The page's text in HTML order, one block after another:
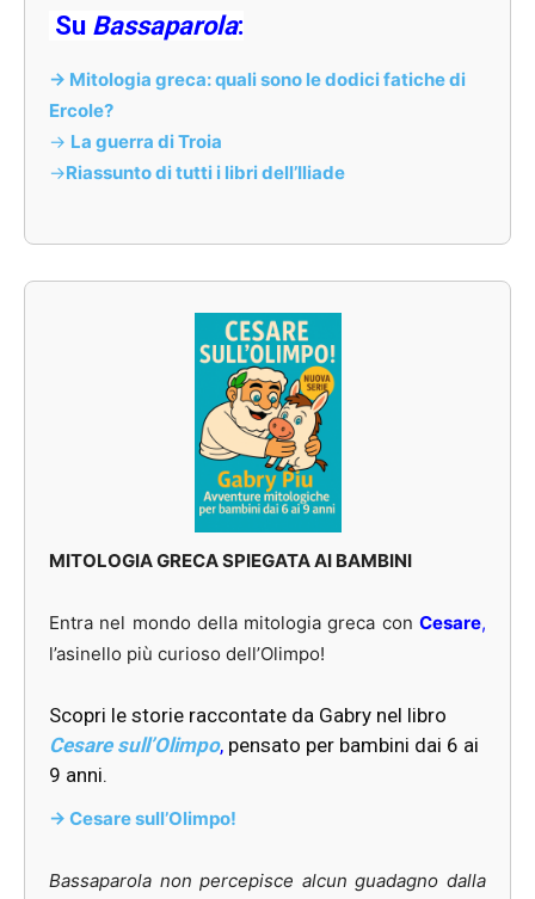
Su Bassaparola:
-> Mitologia greca: quali sono le dodici fatiche di
Ercole?
-> La guerra di Troia
->Riassunto di tutti i libri dell’Iliade
MITOLOGIA GRECA SPIEGATA AI BAMBINI
Entra nel mondo della mitologia greca con Cesare,
l’asinello più curioso dell’Olimpo!
Scopri le storie raccontate da Gabry nel libro
Cesare sull’Olimpo, pensato per bambini dai 6 ai
9 anni.
-> Cesare sull’Olimpo!
Bassaparola non percepisce alcun guadagno dalla